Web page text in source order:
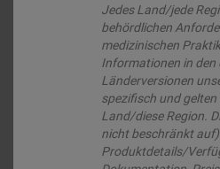
Jedes Land/jede
behördlichen
medizinischen
Informationen in den
Länderversionen
spezifisch und
Land/diese Region.
nicht beschränkt
Produktdetails/